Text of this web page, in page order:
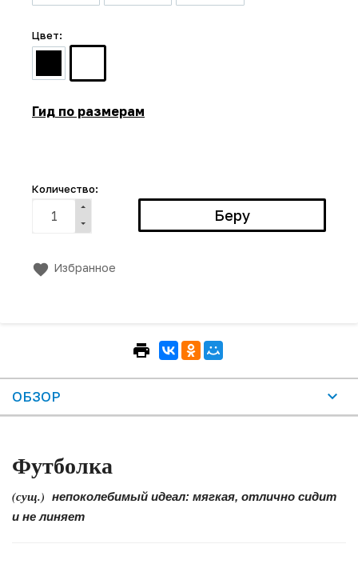
Цвет:
Гид по размерам
Количество:
Избранное
ОБЗОР
Футболка
(сущ.) непоколебимый идеал: мягкая, отлично сидит
и не линяет